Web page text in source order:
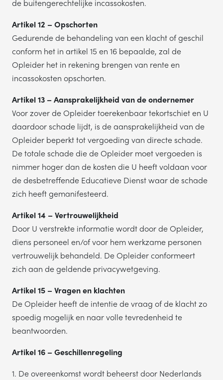
de buitengerechtelijke incassokosten.
Artikel 12 – Opschorten
Gedurende de behandeling van een klacht of geschil
conform het in artikel 15 en 16 bepaalde, zal de
Opleider het in rekening brengen van rente en
incassokosten opschorten.
Artikel 13 – Aansprakelijkheid van de ondernemer
Voor zover de Opleider toerekenbaar tekortschiet en U
daardoor schade lijdt, is de aansprakelijkheid van de
Opleider beperkt tot vergoeding van directe schade.
De totale schade die de Opleider moet vergoeden is
nimmer hoger dan de kosten die U heeft voldaan voor
de desbetreffende Educatieve Dienst waar de schade
zich heeft gemanifesteerd.
Artikel 14 – Vertrouwelijkheid
Door U verstrekte informatie wordt door de Opleider,
diens personeel en/of voor hem werkzame personen
vertrouwelijk behandeld. De Opleider conformeert
zich aan de geldende privacywetgeving.
Artikel 15 – Vragen en klachten
De Opleider heeft de intentie de vraag of de klacht zo
spoedig mogelijk en naar volle tevredenheid te
beantwoorden.
Artikel 16 – Geschillenregeling
1. De overeenkomst wordt beheerst door Nederlands